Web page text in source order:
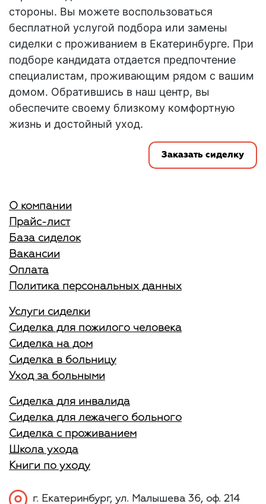
стороны. Вы можете воспользоваться
бесплатной услугой подбора или замены
сиделки с проживанием в Екатеринбурге. При
подборе кандидата отдается предпочтение
специалистам, проживающим рядом с вашим
домом. Обратившись в наш центр, вы
обеспечите своему близкому комфортную
жизнь и достойный уход.
Заказать сиделку
О компании
Прайс-лист
База сиделок
Вакансии
Оплата
Политика персональных данных
Услуги сиделки
Сиделка для пожилого человека
Сиделка на дом
Сиделка в больницу
Уход за больными
Сиделка для инвалида
Сиделка для лежачего больного
Сиделка с проживанием
Школа ухода
Книги по уходу
г. Екатеринбург, ул. Малышева 36, оф. 214